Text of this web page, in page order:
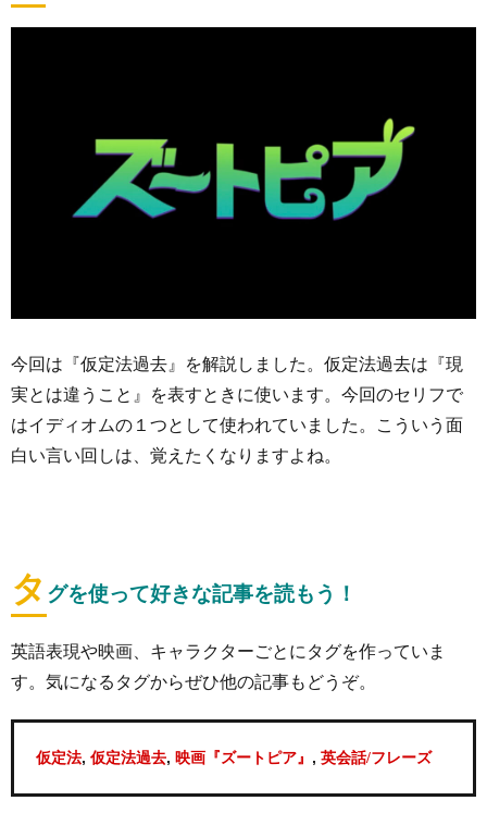
今回は『仮定法過去』を解説しました。仮定法過去は『現
実とは違うこと』を表すときに使います。今回のセリフで
はイディオムの１つとして使われていました。こういう面
白い言い回しは、覚えたくなりますよね。
タ グを使って好きな記事を読もう！
英語表現や映画、キャラクターごとにタグを作っていま
す。気になるタグからぜひ他の記事もどうぞ。
仮定法, 仮定法過去, 映画『ズートピア』 , 英会話/フレーズ